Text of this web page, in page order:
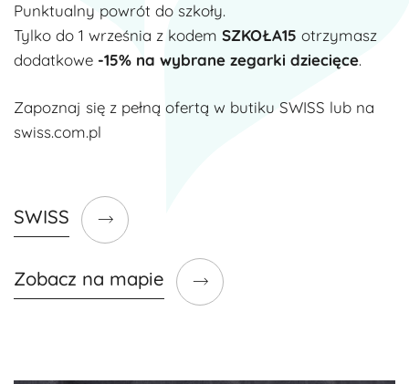
Punktualny powrót do szkoły.
Tylko do 1 września z kodem SZKOŁA15 otrzymasz
dodatkowe -15% na wybrane zegarki dziecięce.
Zapoznaj się z pełną ofertą w butiku SWISS lub na
swiss.com.pl
SWISS
Zobacz na mapie